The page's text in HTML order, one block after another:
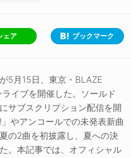
ェア ブックマーク
5月15日、東京・BLAZE
イブを開催した。ソールド
サブスクリプション配信を開
やアンコールでの未発表新曲
の2曲を初披露し、夏への決
。本記事では、オフィシャル